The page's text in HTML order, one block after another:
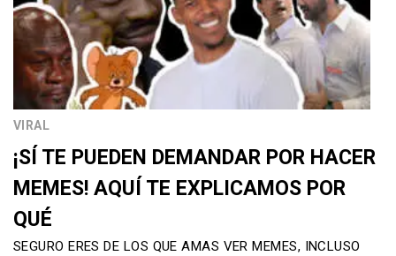
VIRAL
¡SÍ TE PUEDEN DEMANDAR POR HACER
MEMES! AQUÍ TE EXPLICAMOS POR
QUÉ
SEGURO ERES DE LOS QUE AMAS VER MEMES, INCLUSO